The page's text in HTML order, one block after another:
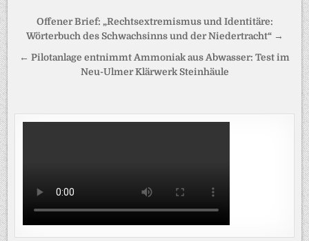
Beitragsnavigation
Offener Brief: „Rechtsextremismus und Identitäre:
Wörterbuch des Schwachsinns und der Niedertracht“ →
← Pilotanlage entnimmt Ammoniak aus Abwasser: Test im
Neu-Ulmer Klärwerk Steinhäule